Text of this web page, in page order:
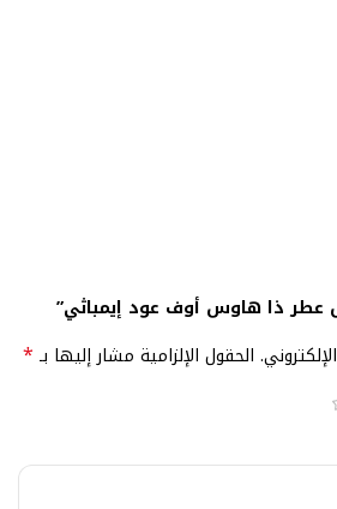
عطر ذا هاوس أوف عود إيمباثي”
الحقول الإلزامية مشار إليها بـ *